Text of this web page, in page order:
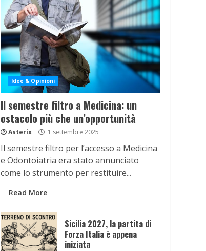
Idee & Opinioni
Il semestre filtro a Medicina: un
ostacolo più che un’opportunità
Asterix 1 settembre 2025
Il semestre filtro per l’accesso a Medicina
e Odontoiatria era stato annunciato
come lo strumento per restituire...
Read More
Sicilia 2027, la partita di
Forza Italia è appena
iniziata